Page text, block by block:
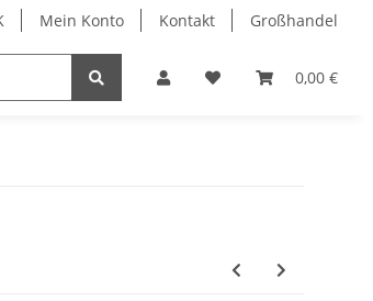
Mein Konto Kontakt Großhandel
0,00 €
PVC Kartendrucker & Zubehör TiDis